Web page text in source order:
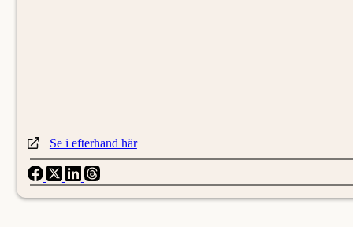
Se i efterhand här